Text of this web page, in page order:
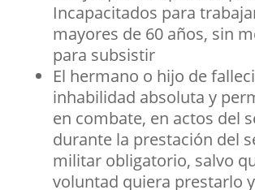
Incapacitados para
mayores de 60 años, sin
para subsistir
El hermano o hijo de
inhabilidad absoluta y
en combate, en actos del
durante la prestación del
militar obligatorio, salvo
voluntad quiera prestarlo